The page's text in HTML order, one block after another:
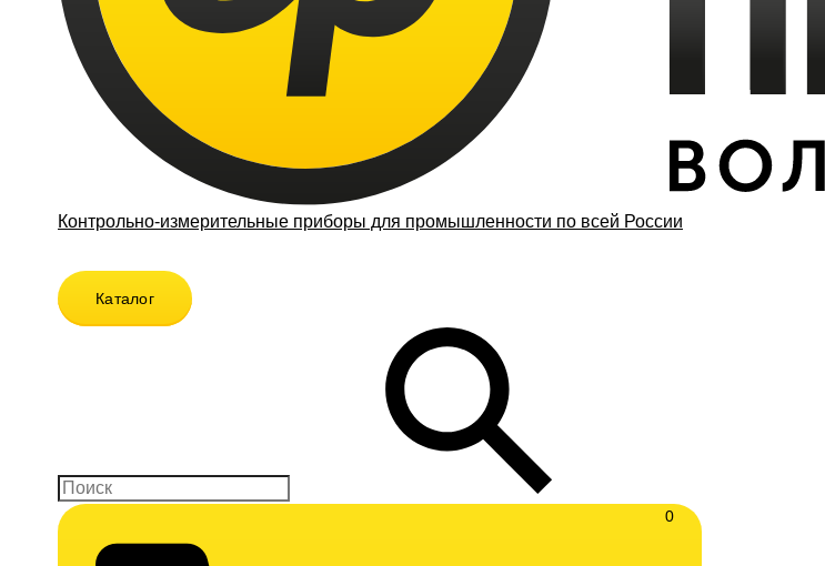
Контрольно-измерительные приборы для промышленности по всей России
Каталог
0